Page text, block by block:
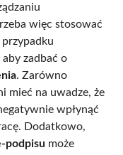
więc stosować
zadbać o
. Zarówno
mieć na uwadze, że
wpłynąć
Dodatkowo,
podpisu może